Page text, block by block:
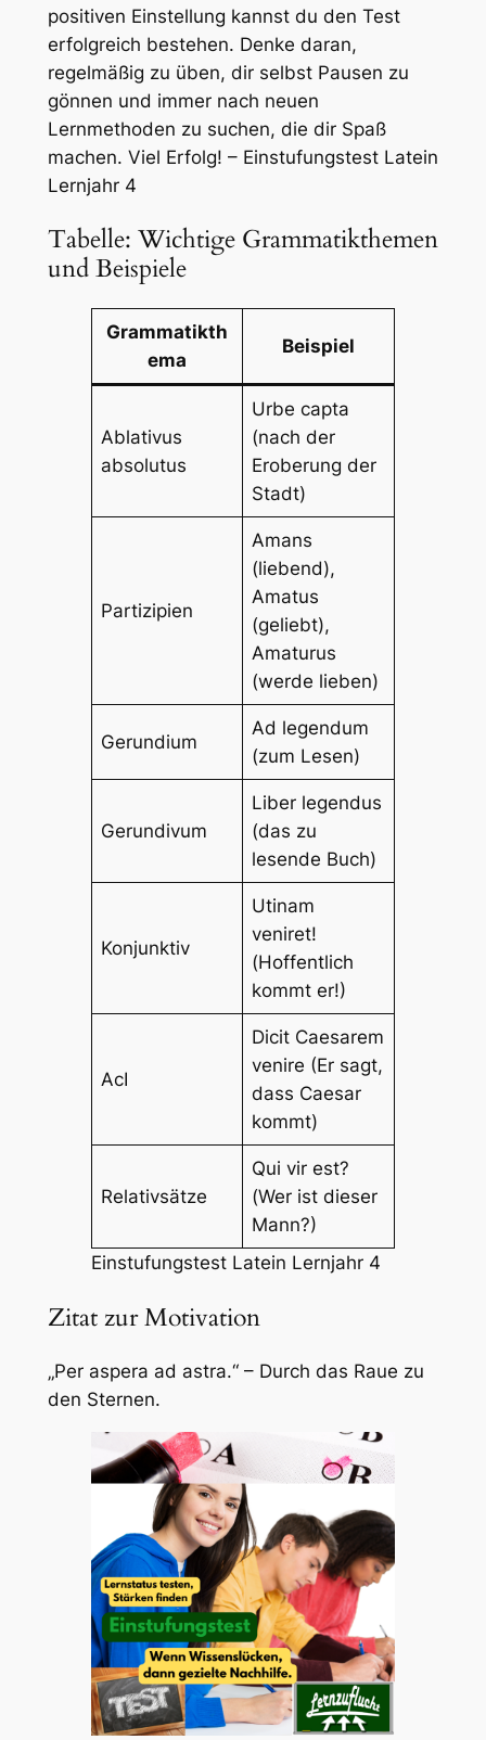
positiven Einstellung kannst du den Test
erfolgreich bestehen. Denke daran,
regelmäßig zu üben, dir selbst Pausen zu
gönnen und immer nach neuen
Lernmethoden zu suchen, die dir Spaß
machen. Viel Erfolg! – Einstufungstest Latein
Lernjahr 4
Tabelle: Wichtige Grammatikthemen
und Beispiele
Grammatikth
ema
Beispiel
Ablativus
absolutus
Urbe capta
(nach der
Eroberung der
Stadt)
Partizipien
Amans
(liebend),
Amatus
(geliebt),
Amaturus
(werde lieben)
Gerundium
Ad legendum
(zum Lesen)
Gerundivum
Liber legendus
(das zu
lesende Buch)
Konjunktiv
Utinam
veniret!
(Hoffentlich
kommt er!)
AcI
Dicit Caesarem
venire (Er sagt,
dass Caesar
kommt)
Relativsätze
Qui vir est?
(Wer ist dieser
Mann?)
Einstufungstest Latein Lernjahr 4
Zitat zur Motivation
„Per aspera ad astra.“ – Durch das Raue zu
den Sternen.